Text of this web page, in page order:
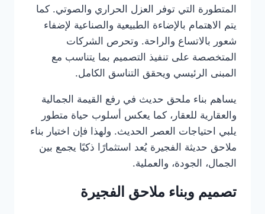
المتطورة التي توفر العزل الحراري والصوتي. كما
يتم الاهتمام بالإضاءة الطبيعية والصناعية لإضفاء
شعور بالاتساع والراحة. وتحرص الشركات
المتخصصة على تنفيذ التصميم بما يتناسب مع
المبنى الرئيسي ويحقق التناسق الكامل.
يساهم بناء ملحق حديث في رفع القيمة الجمالية
والعقارية للعقار، كما يعكس أسلوب حياة متطور
يلبي احتياجات العصر الحديث. ولهذا فإن اختيار بناء
ملاحق حديثة الفجيرة يُعد استثمارًا ذكيًا يجمع بين
الجمال، الجودة، والعملية.
تصميم وبناء ملاحق الفجيرة